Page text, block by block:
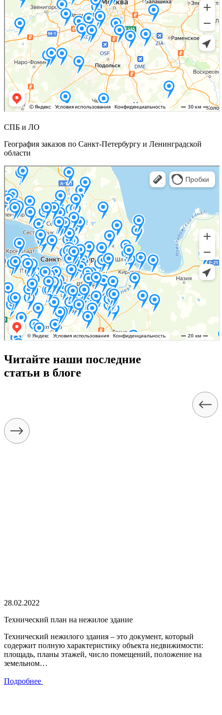
СПБ и ЛО
География заказов по Санкт-Петербургу и Ленинградской
области
Читайте наши последние
статьи в блоге
28.02.2022
Технический план на нежилое здание
Технический нежилого здания – это документ, который
содержит полную характеристику объекта недвижимости:
площадь, планы этажей, число помещений, положение на
земельном…
Подробнее